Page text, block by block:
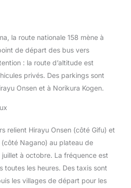
la route nationale 158 mène à
de départ des bus vers
: la route d’altitude est
privés. Des parkings sont
Onsen et à Norikura Kogen.
relient Hirayu Onsen (côté Gifu) et
(côté Nagano) au plateau de
à octobre. La fréquence est
toutes les heures. Des taxis sont
les villages de départ pour les